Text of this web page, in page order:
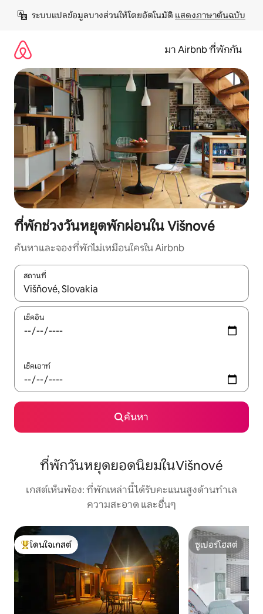
เนื้อหา
ระบบแปลข้อมูลบางส่วนให้โดยอัตโนมัติ แสดงภาษาต้นฉบับ
มา Airbnb ที่พักกัน
ที่พักช่วงวันหยุดพักผ่อนใน Višnové
ค้นหาและจองที่พักไม่เหมือนใครใน Airbnb
สถานที่
ใช้ลูกศรขึ้นลง หรือใช้การสัมผัสหรือปัด เพื่อสำรวจผลการค้นหา
เช็คอิน
เช็คเอาท์
ค้นหา
ที่พักวันหยุดยอดนิยมในVišnové
เกสต์เห็นพ้อง: ที่พักเหล่านี้ได้รับคะแนนสูงด้านทำเล
ความสะอาด และอื่นๆ
โดนใจเกสต์ที่สุด
โดนใจเกสต์
ซูเปอร์โฮสต์
ซูเปอร์โฮสต์